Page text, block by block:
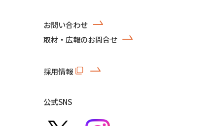
お問い合わせ
取材・広報のお問合せ
採用情報
公式SNS